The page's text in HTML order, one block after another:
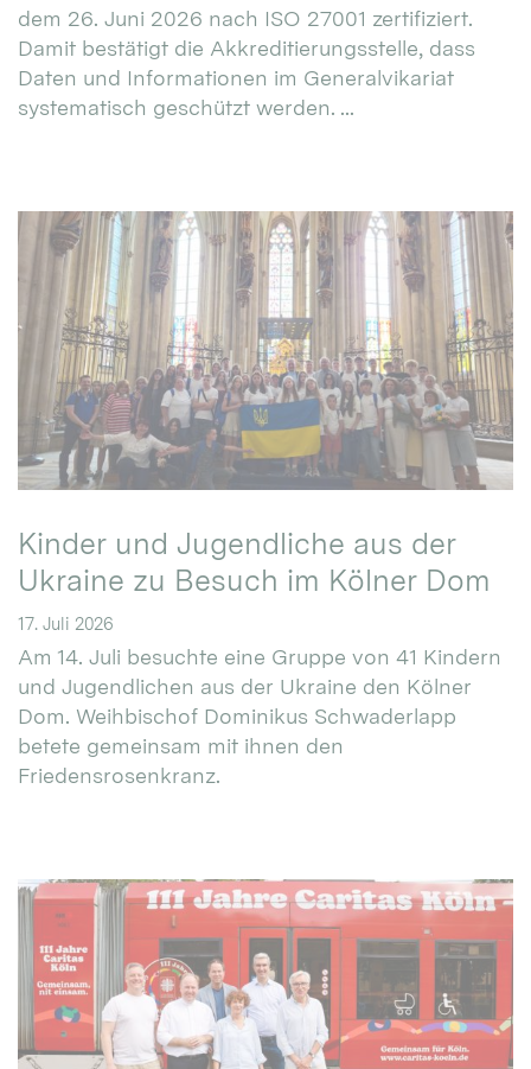
dem 26. Juni 2026 nach ISO 27001 zertifiziert.
Damit bestätigt die Akkreditierungsstelle, dass
Daten und Informationen im Generalvikariat
systematisch geschützt werden. ...
Kinder und Jugendliche aus der
Ukraine zu Besuch im Kölner Dom
17. Juli 2026
Am 14. Juli besuchte eine Gruppe von 41 Kindern
und Jugendlichen aus der Ukraine den Kölner
Dom. Weihbischof Dominikus Schwaderlapp
betete gemeinsam mit ihnen den
Friedensrosenkranz.